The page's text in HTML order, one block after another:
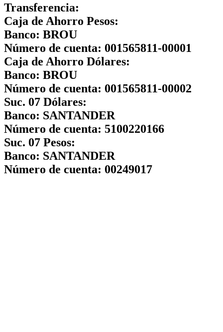
Transferencia:
Caja de Ahorro Pesos:
Banco: BROU
Número de cuenta: 001565811-00001
Caja de Ahorro Dólares:
Banco: BROU
Número de cuenta: 001565811-00002
Suc. 07 Dólares:
Banco: SANTANDER
Número de cuenta: 5100220166
Suc. 07 Pesos:
Banco: SANTANDER
Número de cuenta: 00249017